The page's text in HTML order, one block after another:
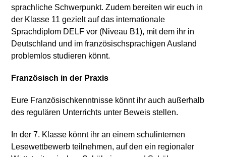
sprachliche Schwerpunkt. Zudem bereiten wir euch in
der Klasse 11 gezielt auf das internationale
Sprachdiplom DELF vor (Niveau B1), mit dem ihr in
Deutschland und im französischsprachigen Ausland
problemlos studieren könnt.
Französisch in der Praxis
Eure Französischkenntnisse könnt ihr auch außerhalb
des regulären Unterrichts unter Beweis stellen.
In der 7. Klasse könnt ihr an einem schulinternen
Lesewettbewerb teilnehmen, auf den ein regionaler